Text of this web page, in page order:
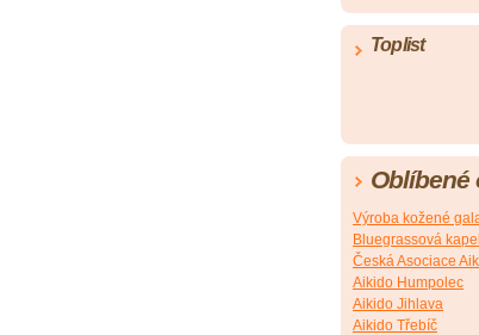
Toplist
Oblíbené
Výroba kožené
Bluegrassová
Česká Asociace
Aikido Humpolec
Aikido Jihlava
Aikido Třebíč